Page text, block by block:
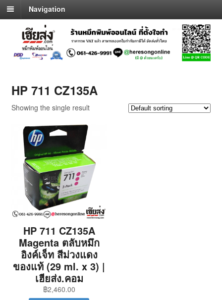
Navigation
HP 711 CZ135A
Showing the single result
HP 711 CZ135A
Magenta ตลับหมึก
อิงค์เจ็ท สีม่วงแดง
ของแท้ (29 ml. x 3) |
เฮียส่ง.คอม
฿2,460.00